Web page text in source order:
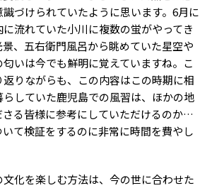
づけられていたように思います。6月に
流れていた小川に複数の蛍がやってき
、五右衛門風呂から眺めていた星空や
いは今でも鮮明に覚えていますね。こ
りながらも、この内容はこの時期に相
していた鹿児島での風習は、ほかの地
る皆様に参考にしていただけるのか…
て検証をするのに非常に時間を費やし
化を楽しむ方法は、今の世に合わせた